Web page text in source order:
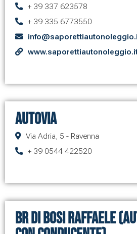
+ 39 337 623578
+ 39 335 6773550
AUTOVIA
Via Adria, 5 - Ravenna
+ 39 0544 422520
BR di Bosi Raffaele